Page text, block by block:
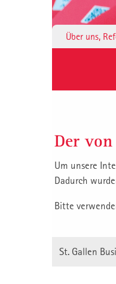
Über uns,
Der
Um unsere
Dadurch
Bitte
St. Gallen